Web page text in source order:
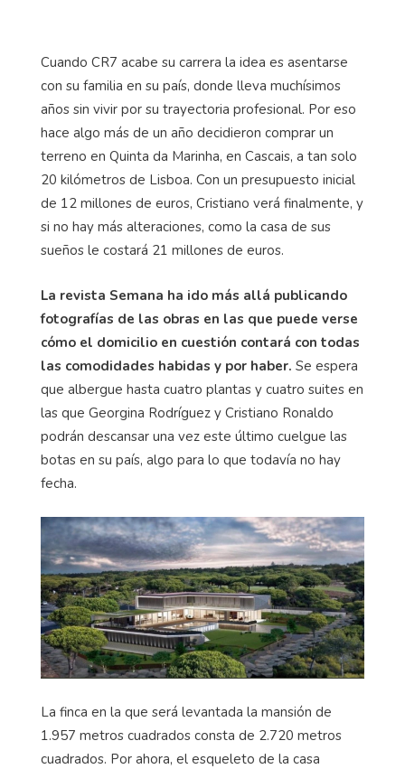
Cuando CR7 acabe su carrera la idea es asentarse
con su familia en su país, donde lleva muchísimos
años sin vivir por su trayectoria profesional. Por eso
hace algo más de un año decidieron comprar un
terreno en Quinta da Marinha, en Cascais, a tan solo
20 kilómetros de Lisboa. Con un presupuesto inicial
de 12 millones de euros, Cristiano verá finalmente, y
si no hay más alteraciones, como la casa de sus
sueños le costará 21 millones de euros.
La revista Semana ha ido más allá publicando
fotografías de las obras en las que puede verse
cómo el domicilio en cuestión contará con todas
las comodidades habidas y por haber. Se espera
que albergue hasta cuatro plantas y cuatro suites en
las que Georgina Rodríguez y Cristiano Ronaldo
podrán descansar una vez este último cuelgue las
botas en su país, algo para lo que todavía no hay
fecha.
La finca en la que será levantada la mansión de
1.957 metros cuadrados consta de 2.720 metros
cuadrados. Por ahora, el esqueleto de la casa